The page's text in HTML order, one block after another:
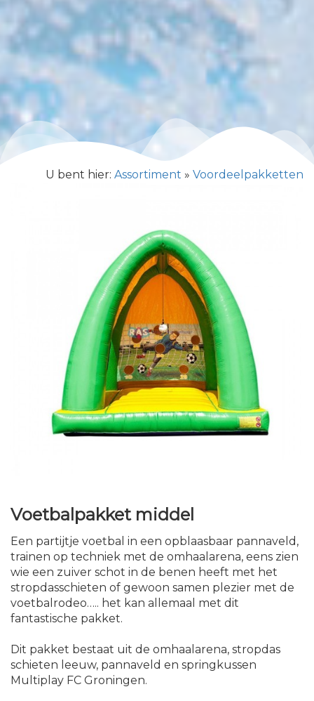
U bent hier: Assortiment » Voordeelpakketten
Voetbalpakket middel
Een partijtje voetbal in een opblaasbaar pannaveld,
trainen op techniek met de omhaalarena, eens zien
wie een zuiver schot in de benen heeft met het
stropdasschieten of gewoon samen plezier met de
voetbalrodeo….. het kan allemaal met dit
fantastische pakket.
Dit pakket bestaat uit de omhaalarena, stropdas
schieten leeuw, pannaveld en springkussen
Multiplay FC Groningen.